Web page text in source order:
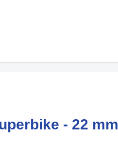
- 22 mm